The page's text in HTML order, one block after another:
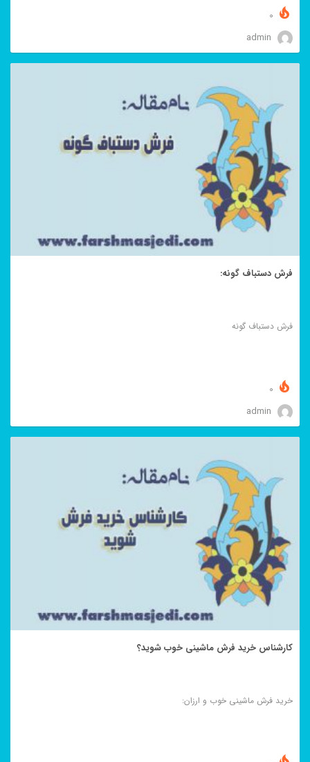
admin
فرش دستباف گونه:
فرش دستباف گونه
admin
کارشناس خرید فرش ماشینی خوب شوید؟
خرید فرش ماشینی خوب و ارزان: